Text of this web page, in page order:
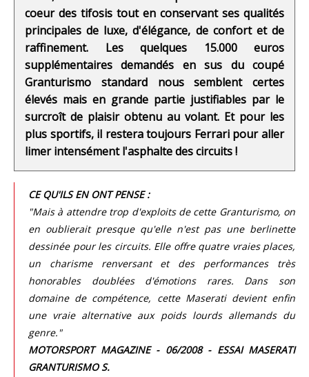
coeur des tifosis tout en conservant ses qualités
principales de luxe, d'élégance, de confort et de
raffinement. Les quelques 15.000 euros
supplémentaires demandés en sus du coupé
Granturismo standard nous semblent certes
élevés mais en grande partie justifiables par le
surcroît de plaisir obtenu au volant. Et pour les
plus sportifs, il restera toujours Ferrari pour aller
limer intensément l'asphalte des circuits !
CE QU'ILS EN ONT PENSE :
"Mais à attendre trop d'exploits de cette Granturismo, on
en oublierait presque qu'elle n'est pas une berlinette
dessinée pour les circuits. Elle offre quatre vraies places,
un charisme renversant et des performances très
honorables doublées d'émotions rares. Dans son
domaine de compétence, cette Maserati devient enfin
une vraie alternative aux poids lourds allemands du
genre."
MOTORSPORT MAGAZINE - 06/2008 - ESSAI MASERATI
GRANTURISMO S.